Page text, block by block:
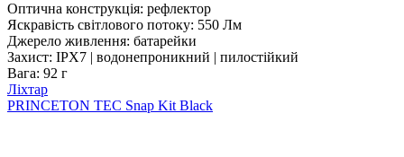
Оптична конструкція: рефлектор
Яскравість світлового потоку: 550 Лм
Джерело живлення: батарейки
Захист: IPX7 | водонепроникний | пилостійкий
Вага: 92 г
Ліхтар
PRINCETON TEC Snap Kit Black